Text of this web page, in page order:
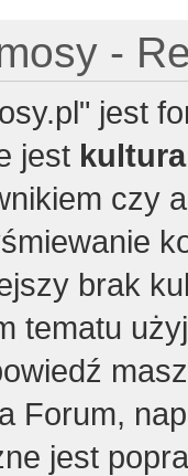
-
jest
jest
czy
brak
tematu
Forum,
jest